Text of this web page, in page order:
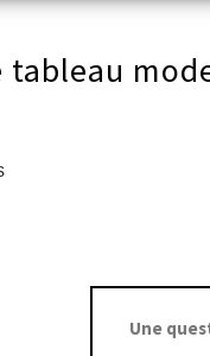
tableau
Une